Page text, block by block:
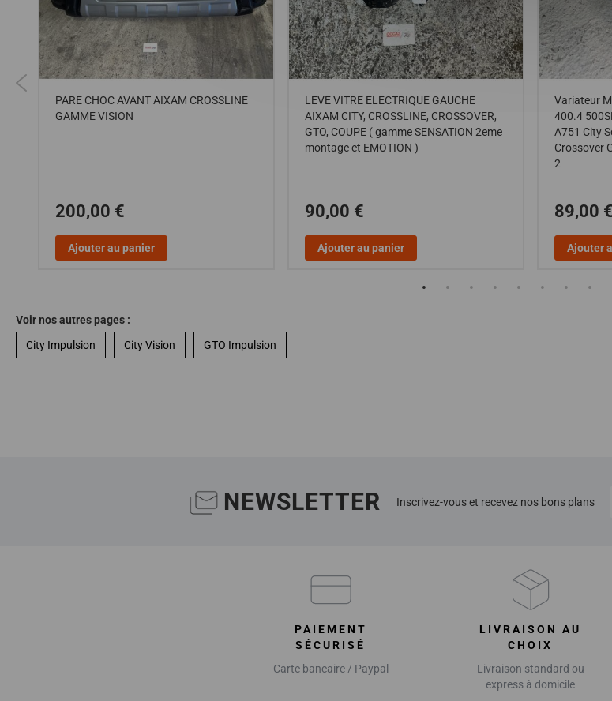
PARE CHOC AVANT AIXAM CROSSLINE
GAMME VISION
200,00 €
Ajouter au panier
LEVE VITRE ELECTRIQUE GAUCHE
AIXAM CITY, CROSSLINE, CROSSOVER,
GTO, COUPE ( gamme SENSATION 2eme
montage et EMOTION )
90,00 €
Ajouter au panier
Variateur
400.4
A751 City
Crossover
2
89,00 €
Ajouter
Voir nos autres pages :
City Impulsion
City Vision GTO Impulsion
NEWSLETTER Inscrivez-vous et recevez nos bons plans
PAIEMENT
SÉCURISÉ
Carte bancaire / Paypal
LIVRAISON AU
CHOIX
Livraison standard ou
express à domicile